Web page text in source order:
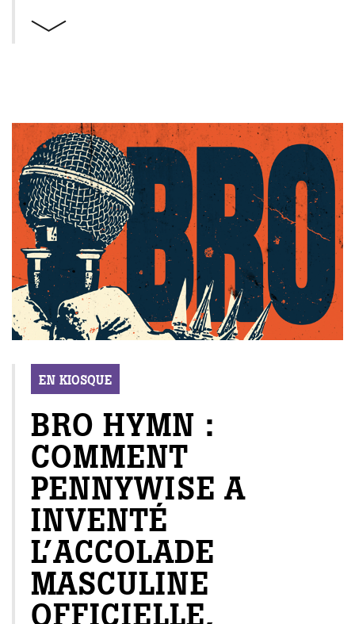
EN KIOSQUE
BRO HYMN :
COMMENT
PENNYWISE A
INVENTÉ
L’ACCOLADE
MASCULINE
OFFICIELLE,